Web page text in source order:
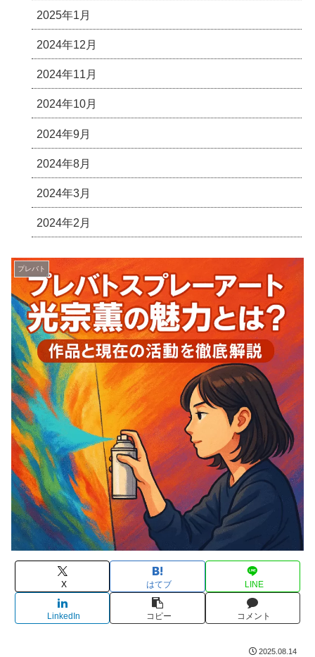
2025年1月
2024年12月
2024年11月
2024年10月
2024年9月
2024年8月
2024年3月
2024年2月
プレバト
X はてブ LINE
LinkedIn コピー コメント
2025.08.14